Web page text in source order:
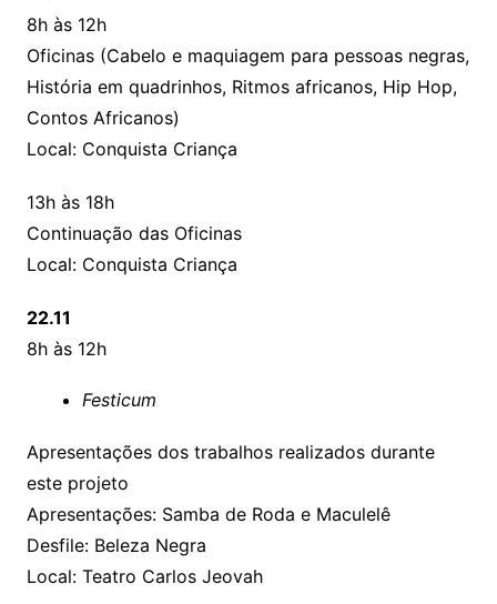
8h às 12h
Oficinas (Cabelo e maquiagem para pessoas negras,
História em quadrinhos, Ritmos africanos, Hip Hop,
Contos Africanos)
Local: Conquista Criança
13h às 18h
Continuação das Oficinas
Local: Conquista Criança
22.11
8h às 12h
Festicum
Apresentações dos trabalhos realizados durante
este projeto
Apresentações: Samba de Roda e Maculelê
Desfile: Beleza Negra
Local: Teatro Carlos Jeovah